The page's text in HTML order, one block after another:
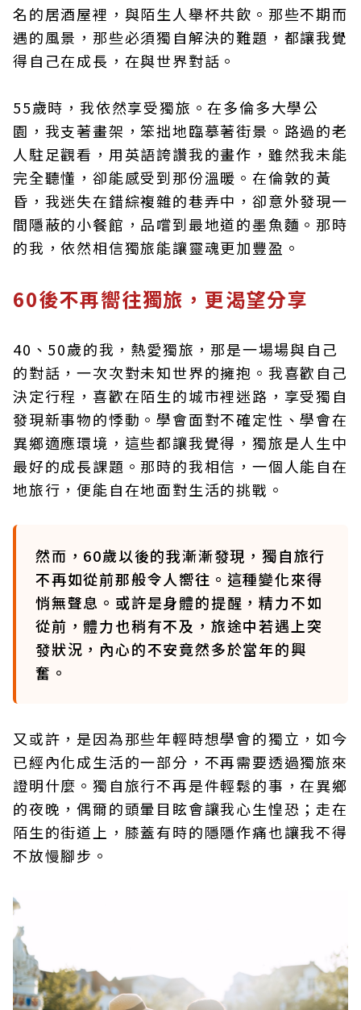
名的居酒屋裡，與陌生人舉杯共飲。那些不期而
遇的風景，那些必須獨自解決的難題，都讓我覺
得自己在成長，在與世界對話。
55歲時，我依然享受獨旅。在多倫多大學公
園，我支著畫架，笨拙地臨摹著街景。路過的老
人駐足觀看，用英語誇讚我的畫作，雖然我未能
完全聽懂，卻能感受到那份溫暖。在倫敦的黃
昏，我迷失在錯綜複雜的巷弄中，卻意外發現一
間隱蔽的小餐館，品嚐到最地道的墨魚麵。那時
的我，依然相信獨旅能讓靈魂更加豐盈。
60後不再嚮往獨旅，更渴望分享
40、50歲的我，熱愛獨旅，那是一場場與自己
的對話，一次次對未知世界的擁抱。我喜歡自己
決定行程，喜歡在陌生的城市裡迷路，享受獨自
發現新事物的悸動。學會面對不確定性、學會在
異鄉適應環境，這些都讓我覺得，獨旅是人生中
最好的成長課題。那時的我相信，一個人能自在
地旅行，便能自在地面對生活的挑戰。
然而，60歲以後的我漸漸發現，獨自旅行
不再如從前那般令人嚮往。這種變化來得
悄無聲息。或許是身體的提醒，精力不如
從前，體力也稍有不及，旅途中若遇上突
發狀況，內心的不安竟然多於當年的興
奮。
又或許，是因為那些年輕時想學會的獨立，如今
已經內化成生活的一部分，不再需要透過獨旅來
證明什麼。獨自旅行不再是件輕鬆的事，在異鄉
的夜晚，偶爾的頭暈目眩會讓我心生惶恐；走在
陌生的街道上，膝蓋有時的隱隱作痛也讓我不得
不放慢腳步。